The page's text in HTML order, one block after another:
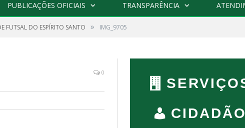
PUBLICAÇÕES OFICIAIS TRANSPARÊNCIA
FUTSAL DO ESPÍRITO SANTO » IMG_9705
0
CIDADÃO